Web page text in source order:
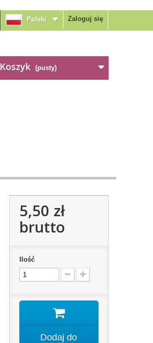
Zaloguj się
Polski
Koszyk (pusty)
5,50 zł
brutto
Ilość
Dodaj do